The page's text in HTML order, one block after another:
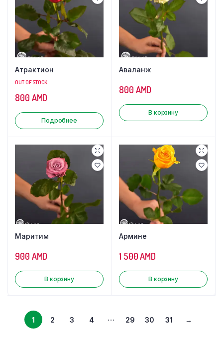
Атрактион
OUT OF STOCK
800 AMD
Подробнее
Аваланж
800 AMD
В корзину
Маритим
900 AMD
В корзину
Армине
1 500AMD
В корзину
1 2 3 4 … 29 30 31 →